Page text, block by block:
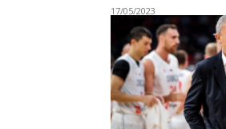
17/05/2023